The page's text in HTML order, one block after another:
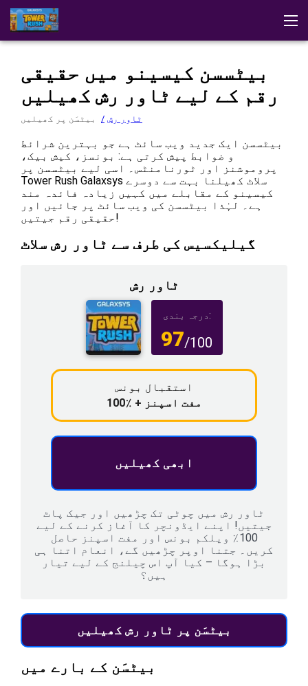
دیگر گلیکسیس کے کھیل
کیسینو میں کھیلیں
بیٹسسن کیسینو میں حقیقی
رقم کے لیے ٹاور رش کھیلیں
ٹاور رش بیٹسَن پر کھیلیں
بیٹسسن ایک جدید ویب سائٹ ہے جو بہترین شرائط
و ضوابط پیش کرتی ہے: بونسز، کیش بیک،
پروموشنز اور ٹورنامنٹس۔ اسی لیے بیٹسسن پر
Tower Rush Galaxsys سلاٹ کھیلنا بہت سے دوسرے
کیسینو کے مقابلے میں کہیں زیادہ فائدہ مند
ہے۔ لہٰذا بیٹسسن کی ویب سائٹ پر جائیں اور
حقیقی رقم جیتیں!
گیلیکسیس کی طرف سے ٹاور رش سلاٹ
ٹاور رش
درجہ بندی:
97/100
استقبال بونس
100٪ + مفت اسپنز
ابھی کھیلیں
ٹاور رش میں چوٹی تک چڑھیں اور جیک پاٹ
جیتیں! اپنے ایڈونچر کا آغاز کرنے کے لیے
100٪ ویلکم بونس اور مفت اسپنز حاصل
کریں۔ جتنا اوپر چڑھیں گے، انعام اتنا ہی
بڑا ہوگا – کیا آپ اس چیلنج کے لیے تیار
ہیں؟
بیٹسَن پر ٹاور رش کھیلیں
بیٹسَن کے بارے میں